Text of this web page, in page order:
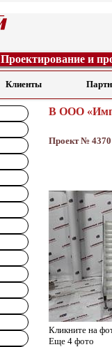
Проектирование и
Клиенты
В ООО
Проект № 4370
Кликните на
Еще 4 фото